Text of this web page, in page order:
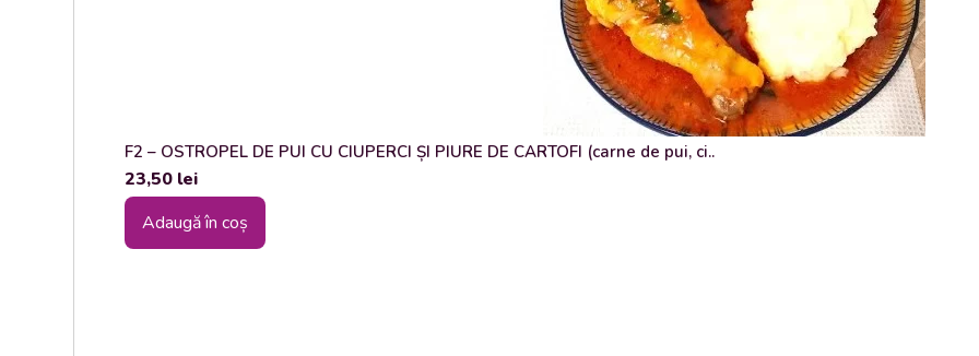
F2 – OSTROPEL DE PUI CU CIUPERCI ȘI PIURE DE CARTOFI (carne de pui, ci..
23,50 lei
Adaugă în coș